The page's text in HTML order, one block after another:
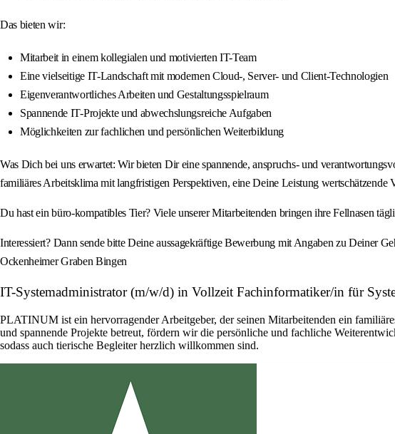
Das bieten wir:
Mitarbeit in einem kollegialen und motivierten IT-Team
Eine vielseitige IT-Landschaft mit modernen Cloud-, Server- und Client-Technologien
Eigenverantwortliches Arbeiten und Gestaltungsspielraum
Spannende IT-Projekte und abwechslungsreiche Aufgaben
Möglichkeiten zur fachlichen und persönlichen Weiterbildung
Was Dich bei uns erwartet: Wir bieten Dir eine spannende, anspruchs- und
familiäres Arbeitsklima mit langfristigen Perspektiven, eine Deine Leistung
Du hast ein büro-kompatibles Tier? Viele unserer Mitarbeitenden bringen ihre Fellnasen
Interessiert? Dann sende bitte Deine aussagekräftige Bewerbung mit Angaben zu
Ockenheimer Graben Bingen
IT-Systemadministrator (m/w/d) in Vollzeit Fachinformatiker/in für
PLATINUM ist ein hervorragender Arbeitgeber, der seinen Mitarbeitenden ein
und spannende Projekte betreut, fördern wir die persönliche und fachliche
sodass auch tierische Begleiter herzlich willkommen sind.